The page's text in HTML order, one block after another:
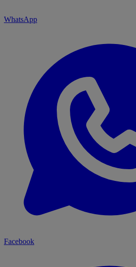
WhatsApp
Facebook